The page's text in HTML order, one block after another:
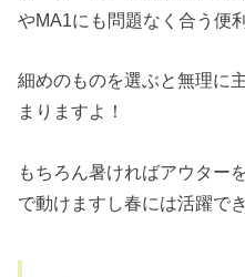
やMA1にも問題なく合う便
細めのものを選ぶと無理に
まりますよ！
もちろん暑ければアウター
で動けますし春には活躍で